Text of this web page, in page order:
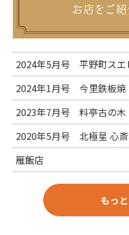
2024年5月号 平野町スエ
2024年1月号 今里鉄板焼
2023年7月号 料亭古の木
2020年5月号 北極星 心
雁飯店
もっ